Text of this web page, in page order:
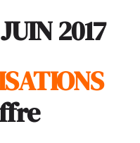
2017